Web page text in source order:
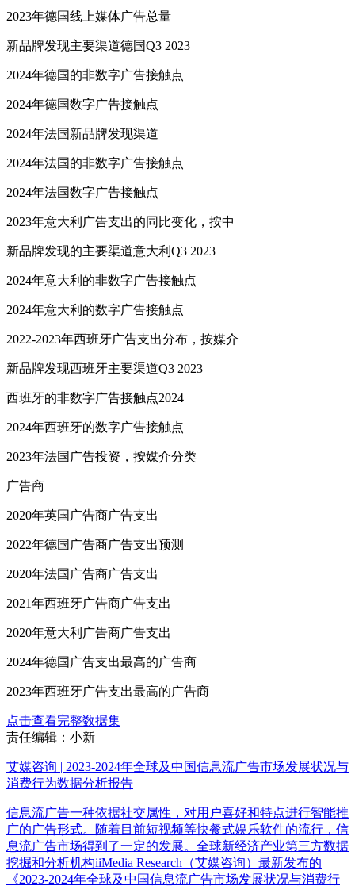
2023年德国线上媒体广告总量
新品牌发现主要渠道德国Q3 2023
2024年德国的非数字广告接触点
2024年德国数字广告接触点
2024年法国新品牌发现渠道
2024年法国的非数字广告接触点
2024年法国数字广告接触点
2023年意大利广告支出的同比变化，按中
新品牌发现的主要渠道意大利Q3 2023
2024年意大利的非数字广告接触点
2024年意大利的数字广告接触点
2022-2023年西班牙广告支出分布，按媒介
新品牌发现西班牙主要渠道Q3 2023
西班牙的非数字广告接触点2024
2024年西班牙的数字广告接触点
2023年法国广告投资，按媒介分类
广告商
2020年英国广告商广告支出
2022年德国广告商广告支出预测
2020年法国广告商广告支出
2021年西班牙广告商广告支出
2020年意大利广告商广告支出
2024年德国广告支出最高的广告商
2023年西班牙广告支出最高的广告商
点击查看完整数据集
责任编辑：小新
艾媒咨询 | 2023-2024年全球及中国信息流广告市场发展状况与
消费行为数据分析报告
信息流广告一种依据社交属性，对用户喜好和特点进行智能推
广的广告形式。随着目前短视频等快餐式娱乐软件的流行，信
息流广告市场得到了一定的发展。全球新经济产业第三方数据
挖掘和分析机构iiMedia Research（艾媒咨询）最新发布的
《2023-2024年全球及中国信息流广告市场发展状况与消费行